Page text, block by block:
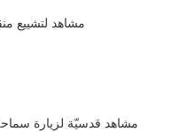
مشاهد لتشييع
مشاهد قدسيّة لزيارة